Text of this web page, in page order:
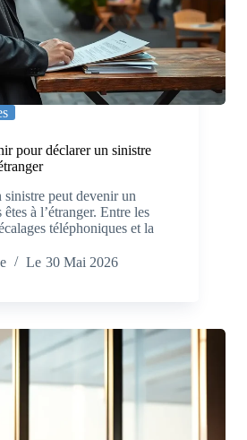
pour déclarer un sinistre
sinistre peut devenir un
êtes à l’étranger. Entre les
téléphoniques et la
Le 30 Mai 2026